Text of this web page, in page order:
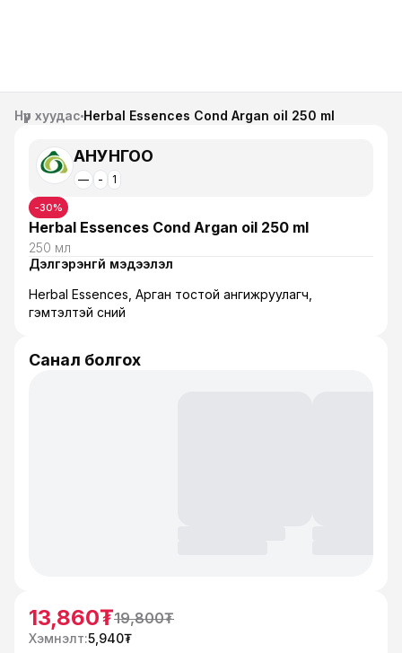
Нүүр хуудас Herbal Essences Cond Argan oil 250 ml
АНУНГОО
— - 1
-30%
Herbal Essences Cond Argan oil 250 ml
250 мл
Дэлгэрэнгүй мэдээлэл
Herbal Essences, Арган тостой ангижруулагч,
гэмтэлтэй үсний
Санал болгох
13,860₮19,800₮
Хэмнэлт:5,940₮